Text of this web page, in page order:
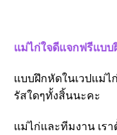
แม่ไก่ใจดีแจกฟรีแบ
แบบฝึกหัดในเวปแม่
รัสใดๆทั้งสิ้นนะคะ
แม่ไก่และทีมงาน เร